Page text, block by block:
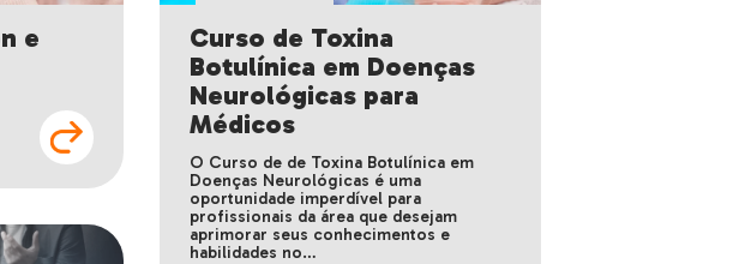
e
Curso de Toxina
Botulínica em Doenças
Neurológicas para
Médicos
O Curso de de Toxina Botulínica em
Doenças Neurológicas é uma
oportunidade imperdível para
profissionais da área que desejam
aprimorar seus conhecimentos e
habilidades no…